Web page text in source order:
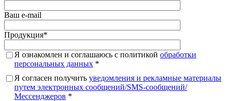
Ваш e-mail
Продукция*
Я ознакомлен и соглашаюсь с политикой обработки
персональных данных *
Я согласен получить уведомления и рекламные материалы
путем электронных сообщений/SMS-сообщений/
Мессенджеров *